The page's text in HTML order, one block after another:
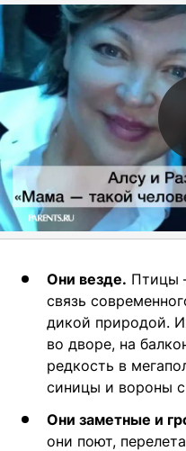
Они везде. Птицы
связь
дикой природой.
во дворе, на
редкость в
синицы и вороны
Они заметные и
они поют,